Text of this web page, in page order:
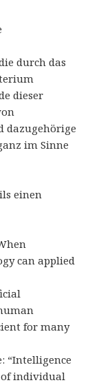
durch das
dieser
dazugehörige
im Sinne
einen
can applied
for many
“Intelligence
of individual